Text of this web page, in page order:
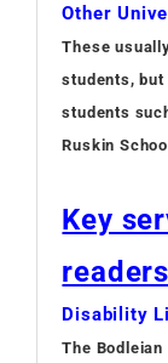
Other
These
students,
students
Ruskin
Key
readers
Disability
The